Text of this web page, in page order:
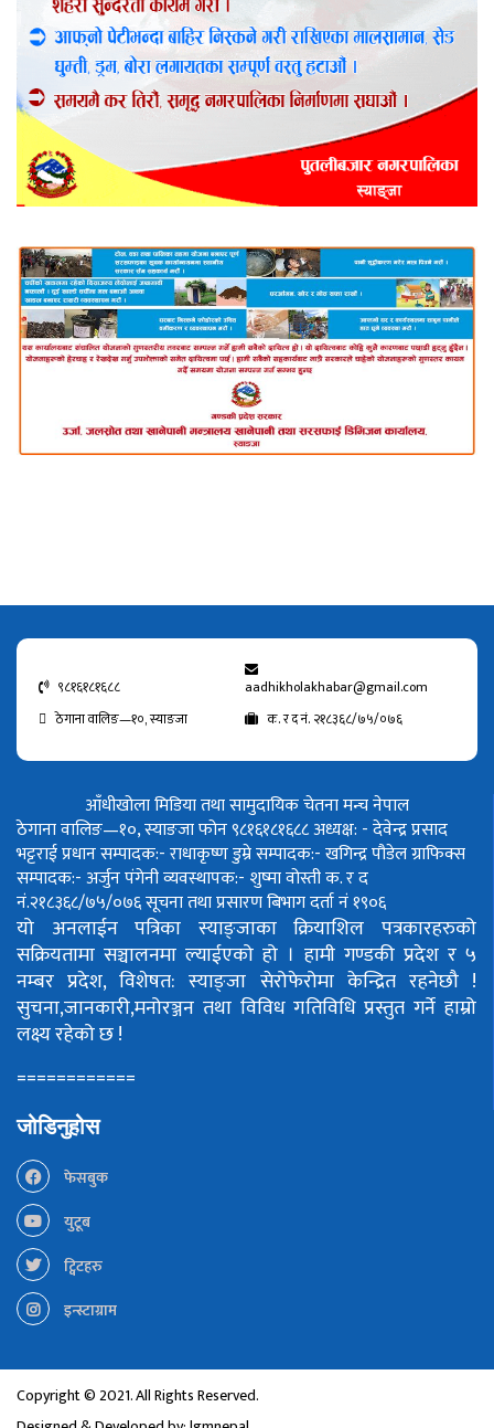
९८१६१८१६८८
aadhikholakhabar@gmail.com
ठेगाना वालिङ—१०, स्याङजा
क. र द नं. २१८३६८/७५/०७६
आँधीखोला मिडिया तथा सामुदायिक चेतना मन्च नेपाल
ठेगाना वालिङ—१०, स्याङजा फोन ९८१६१८१६८८अध्यक्ष: - देवेन्द्र प्रसाद
भट्टराईप्रधान सम्पादक:- राधाकृष्ण डुम्रेसम्पादक:- खगिन्द्र पौडेलग्राफिक्स
सम्पादक:- अर्जुन पंगेनीव्यवस्थापक:- शुष्मा वोस्तीक. र द
नं.२१८३६८/७५/०७६सूचना तथा प्रसारण बिभाग दर्ता नं १९०६
यो अनलाईन पत्रिका स्याङ्जाका क्रियाशिल पत्रकारहरुको
सक्रियतामा सञ्चालनमा ल्याईएको हो । हामी गण्डकी प्रदेश र ५
नम्बर प्रदेश, विशेषत: स्याङ्जा सेरोफेरोमा केन्द्रित रहनेछौ !
सुचना,जानकारी,मनोरञ्जन तथा विविध गतिविधि प्रस्तुत गर्ने हाम्रो
लक्ष्य रहेको छ !
============
जोडिनुहोस
फेसबुक
युटूब
ट्विटहरु
इन्स्टाग्राम
Copyright © 2021. All Rights Reserved.